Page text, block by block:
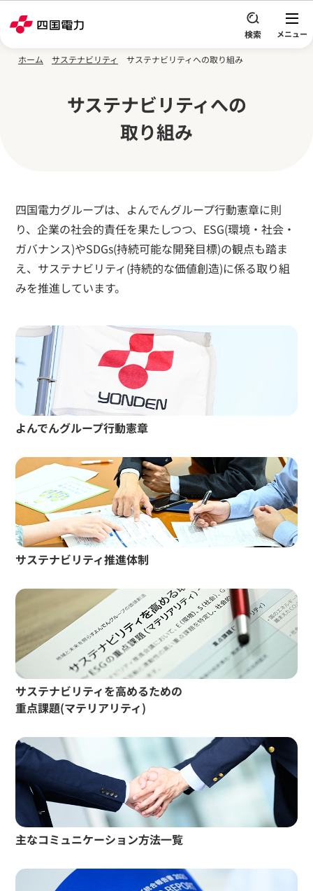
ホーム サステナビリティ サステナビリティへの取り組み
サステナビリティへの
取り組み
四国電力グループは、よんでんグループ行動憲章に則
り、企業の社会的責任を果たしつつ、ESG(環境・社会・
ガバナンス)やSDGs(持続可能な開発目標)の観点も踏ま
え、サステナビリティ(持続的な価値創造)に係る取り組
みを推進しています。
よんでんグループ行動憲章
サステナビリティ推進体制
サステナビリティを高めるための
重点課題(マテリアリティ)
主なコミュニケーション方法一覧